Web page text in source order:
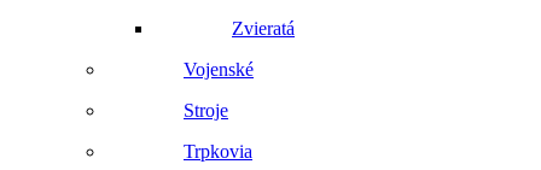
Zvieratá
Vojenské
Stroje
Trpkovia